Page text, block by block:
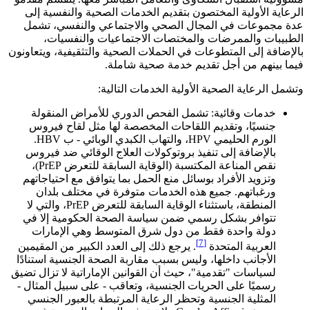
الرعاية الأولية المختصون بتقديم الخدمات الصحية والنفسية إلى
عدة مجموعات في المجال الصحي والاجتماعي والنفسي، تشمل
الطبيبات والممرضات والمختصات الاجتماعيات والنفسيات،
بالإضافة إلى المتطوعات في الحملات الصحية والتثقيفية، ويتعاونون
فيما بينهم من أجل تقديم خدمة صحية شاملة.
وتشمل الرعاية الصحية الأولية الخدمات التالية:
خدمات وقائية: تشمل الفحص الدوري للأمراض المنقولة
جنسيًا، وتقديم اللقاحات المخصصة لها مثل لقاح فيروس
الورم الحليمي HPV، والتهاب الكبدي الوبائي - ب HBV.
بالإضافة إلى تنفيذ بروتوكولات العلاج الوقائي ضد فيروس
نقص المناعة المكتسبة (الوقاية السابقة للتعرض PrEP)،
وتزويد الأفراد بوسائل منع الحمل بما يتوافق مع احتياجاتهم
ورغباتهم. جميع هذه الخدمات متوفرة في مختلف بلدان
المنطقة، باستثناء الوقاية السابقة للتعرض PrEP، والتي لا
تتوافر بشكل رسمي ضمن سياسة الصحة الحكومية إلا في
دولة واحدة فقط من دول شرق المتوسط وهي الإمارات
العربية المتحدة [7]
. يرجع ذلك إلى العدد الكبير من المقيمين
الأجانب داخلها، وليس بسبب مقاربة الصحة الجنسية استنادًا
لسياسات "تقدمية"، حيث أن القوانين الإماراتية لا تزال تضيق
رسميًا على الحريات الجنسية، وتعاقب - على سبيل المثال -
المثلية الجنسية وتحظر الرعاية المرتبطة بالعبور الجنسي